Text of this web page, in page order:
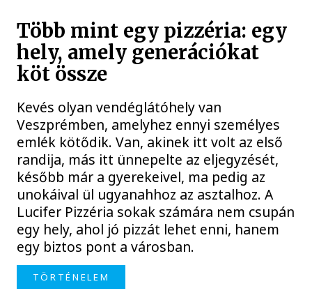
Több mint egy pizzéria: egy
hely, amely generációkat
köt össze
Kevés olyan vendéglátóhely van
Veszprémben, amelyhez ennyi személyes
emlék kötődik. Van, akinek itt volt az első
randija, más itt ünnepelte az eljegyzését,
később már a gyerekeivel, ma pedig az
unokáival ül ugyanahhoz az asztalhoz. A
Lucifer Pizzéria sokak számára nem csupán
egy hely, ahol jó pizzát lehet enni, hanem
egy biztos pont a városban.
TÖRTÉNELEM